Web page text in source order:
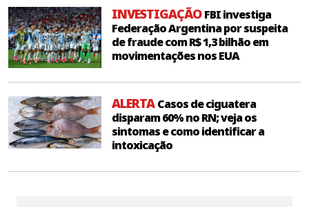
INVESTIGAÇÃOFBI investiga
Federação Argentina por suspeita
de fraude com R$ 1,3 bilhão em
movimentações nos EUA
ALERTACasos de ciguatera
disparam 60% no RN; veja os
sintomas e como identificar a
intoxicação